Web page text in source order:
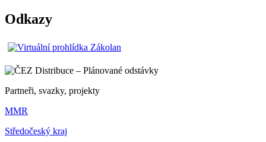
Odkazy
Partneři, svazky, projekty
MMR
Středočeský kraj